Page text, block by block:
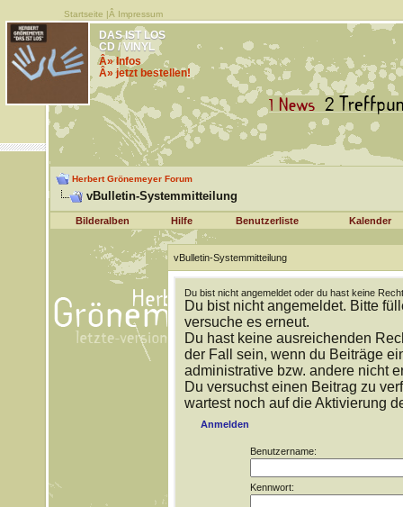
Startseite |Â Impressum
DAS IST LOS
CD / VINYL
Â» Infos
Â» jetzt bestellen!
Herbert Grönemeyer Forum
vBulletin-Systemmitteilung
Bilderalben Hilfe Benutzerliste Kalender
vBulletin-Systemmitteilung
Du bist nicht angemeldet oder du hast keine
Du bist nicht angemeldet. Bitte
versuche es erneut.
Du hast keine ausreichenden
der Fall sein, wenn du Beiträge
administrative bzw. andere nicht
Du versuchst einen Beitrag zu
wartest noch auf die Aktivierung
Anmelden
Benutzername:
Kennwort: